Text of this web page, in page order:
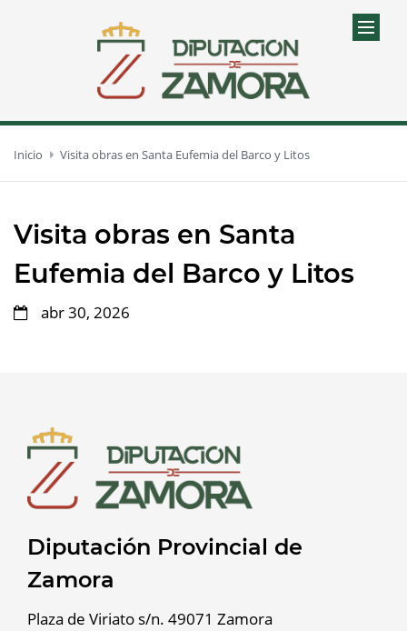
Inicio Visita obras en Santa Eufemia del Barco y Litos
Visita obras en Santa
Eufemia del Barco y Litos
abr 30, 2026
Diputación Provincial de
Zamora
Plaza de Viriato s/n. 49071 Zamora